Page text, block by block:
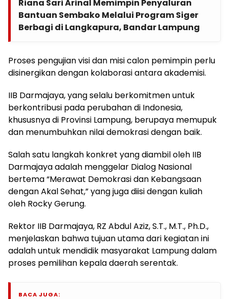
Riana Sari Arinal Memimpin Penyaluran
Bantuan Sembako Melalui Program Siger
Berbagi di Langkapura, Bandar Lampung
Proses pengujian visi dan misi calon pemimpin perlu
disinergikan dengan kolaborasi antara akademisi.
IIB Darmajaya, yang selalu berkomitmen untuk
berkontribusi pada perubahan di Indonesia,
khususnya di Provinsi Lampung, berupaya memupuk
dan menumbuhkan nilai demokrasi dengan baik.
Salah satu langkah konkret yang diambil oleh IIB
Darmajaya adalah menggelar Dialog Nasional
bertema “Merawat Demokrasi dan Kebangsaan
dengan Akal Sehat,” yang juga diisi dengan kuliah
oleh Rocky Gerung.
Rektor IIB Darmajaya, RZ Abdul Aziz, S.T., M.T., Ph.D.,
menjelaskan bahwa tujuan utama dari kegiatan ini
adalah untuk mendidik masyarakat Lampung dalam
proses pemilihan kepala daerah serentak.
BACA JUGA: